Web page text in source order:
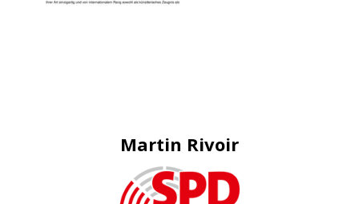
Martin Rivoir